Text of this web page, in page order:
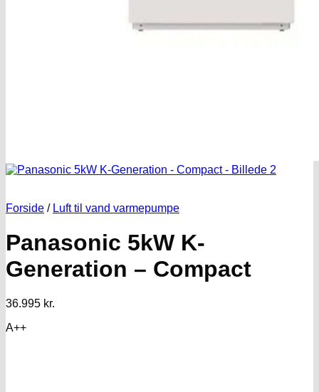
Forside / Luft til vand varmepumpe
Panasonic 5kW K-
Generation – Compact
36.995 kr.
A++